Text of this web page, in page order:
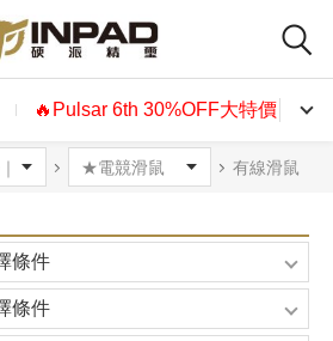
🔥Pulsar 6th 30%OFF大特價🔥
有線滑鼠
條件
條件